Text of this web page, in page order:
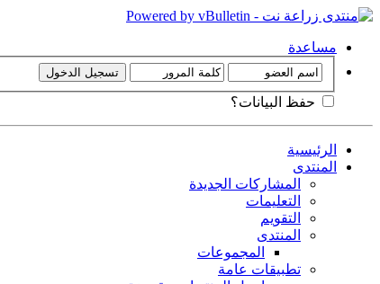
مساعدة
حفظ البيانات؟
الرئيسية
المنتدى
المشاركات الجديدة
التعليمات
التقويم
المنتدى
المجموعات
تطبيقات عامة